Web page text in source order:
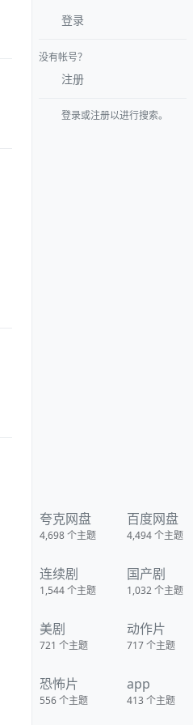
登录
没有帐号？
注册
登录或注册以进行搜索。
夸克网盘
4,698 个主题
百度网盘
4,494 个主题
连续剧
1,544 个主题
国产剧
1,032个主题
美剧
721 个主题
动作片
717个主题
恐怖片
556 个主题
app
413个主题